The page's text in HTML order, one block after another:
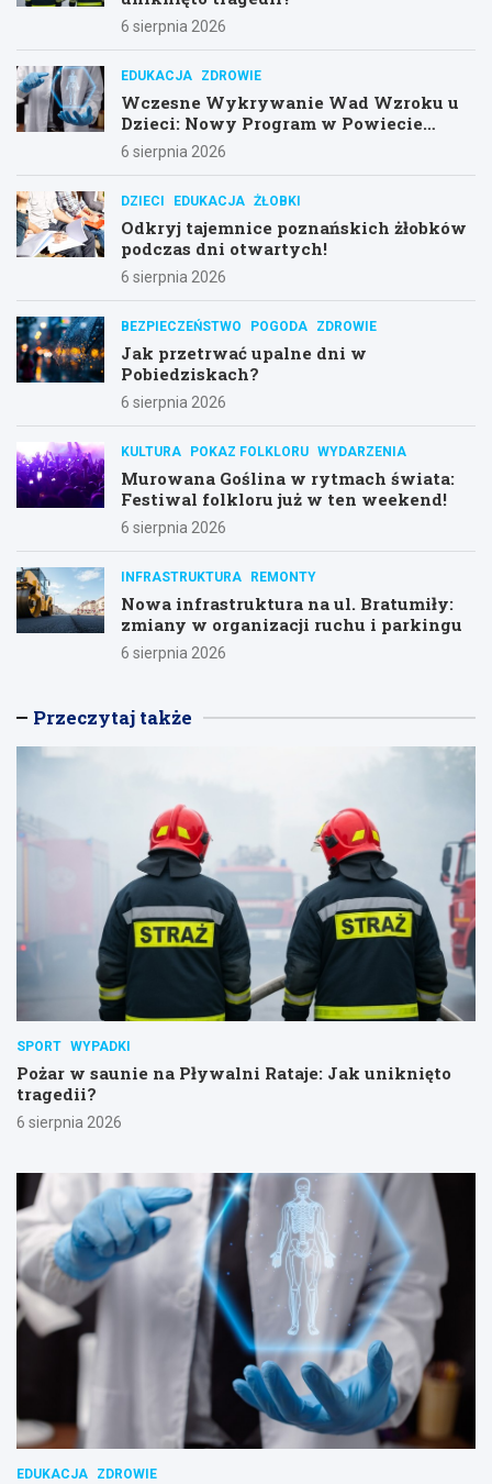
6 sierpnia 2026
EDUKACJA ZDROWIE
Wczesne Wykrywanie Wad Wzroku u
Dzieci: Nowy Program w Powiecie
Poznańskim
6 sierpnia 2026
DZIECI EDUKACJA ŻŁOBKI
Odkryj tajemnice poznańskich żłobków
podczas dni otwartych!
6 sierpnia 2026
BEZPIECZEŃSTWO POGODA ZDROWIE
Jak przetrwać upalne dni w
Pobiedziskach?
6 sierpnia 2026
KULTURA POKAZ FOLKLORU WYDARZENIA
Murowana Goślina w rytmach świata:
Festiwal folkloru już w ten weekend!
6 sierpnia 2026
INFRASTRUKTURA REMONTY
Nowa infrastruktura na ul. Bratumiły:
zmiany w organizacji ruchu i parkingu
6 sierpnia 2026
Przeczytaj także
SPORT WYPADKI
Pożar w saunie na Pływalni Rataje: Jak uniknięto
tragedii?
6 sierpnia 2026
EDUKACJA ZDROWIE